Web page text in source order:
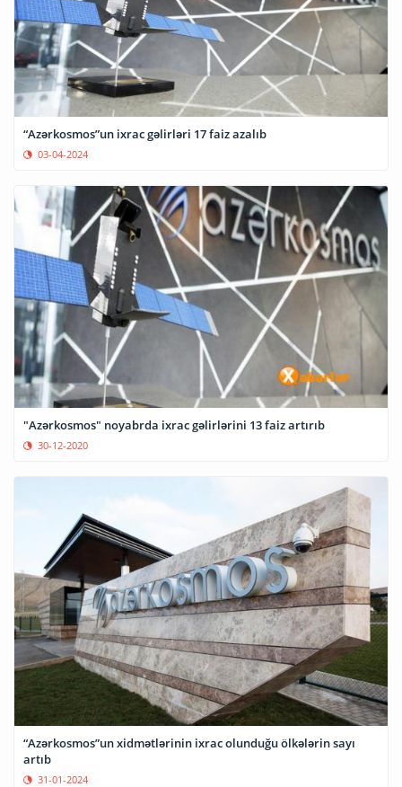
“Azərkosmos”un ixrac gəlirləri 17 faiz azalıb
03-04-2024
"Azərkosmos" noyabrda ixrac gəlirlərini 13 faiz artırıb
30-12-2020
“Azərkosmos”un xidmətlərinin ixrac olunduğu ölkələrin sayı
artıb
31-01-2024